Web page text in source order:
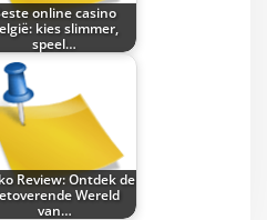
online casino
kies slimmer,
speel…
Review: Ontdek de
Wereld
van…